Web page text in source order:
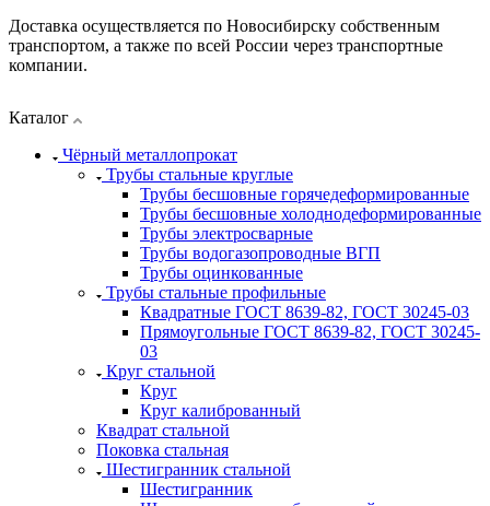
Доставка осуществляется по Новосибирску собственным
транспортом, а также по всей России через транспортные
компании.
Каталог
Чёрный металлопрокат
Трубы стальные круглые
Трубы бесшовные горячедеформированные
Трубы бесшовные холоднодеформированные
Трубы электросварные
Трубы водогазопроводные ВГП
Трубы оцинкованные
Трубы стальные профильные
Квадратные ГОСТ 8639-82, ГОСТ 30245-03
Прямоугольные ГОСТ 8639-82, ГОСТ 30245-
03
Круг стальной
Круг
Круг калиброванный
Квадрат стальной
Поковка стальная
Шестигранник стальной
Шестигранник